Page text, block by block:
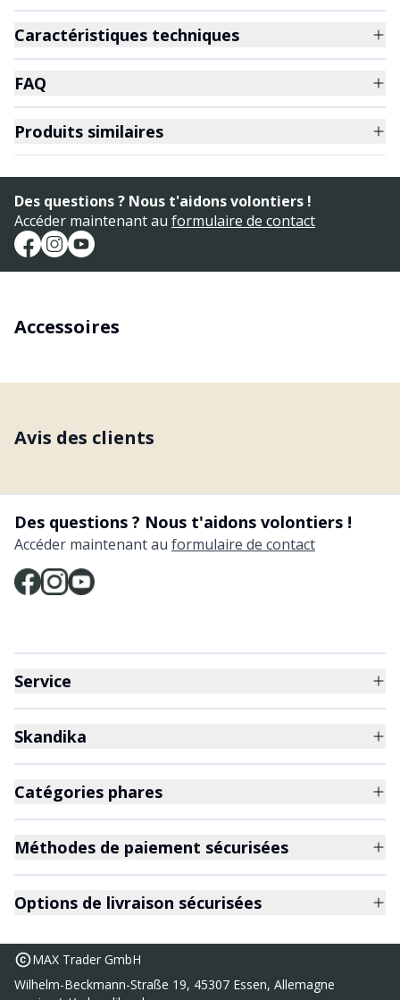
Caractéristiques techniques
FAQ
Produits similaires
Des questions ? Nous t'aidons volontiers !
Accéder maintenant au formulaire de contact
Accessoires
Avis des clients
Des questions ? Nous t'aidons volontiers !
Accéder maintenant au formulaire de contact
Service
Skandika
Catégories phares
Méthodes de paiement sécurisées
Options de livraison sécurisées
MAX Trader GmbH
Wilhelm-Beckmann-Straße 19, 45307 Essen, Allemagne